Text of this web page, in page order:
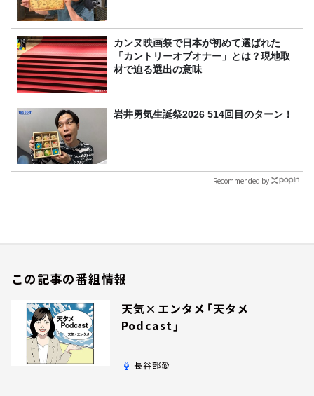
カンヌ映画祭で日本が初めて選ばれた
「カントリーオブオナー」とは？現地取
材で迫る選出の意味
岩井勇気生誕祭2026 514回目のターン！
Recommended by
この記事の番組情報
天気×エンタメ「天タメ
Podcast」
長谷部愛